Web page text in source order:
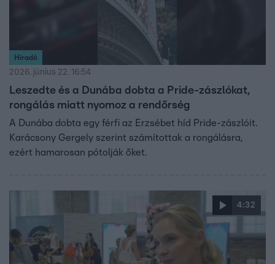
Híradó
2026. június 22. 16:54
Leszedte és a Dunába dobta a Pride-zászlókat,
rongálás miatt nyomoz a rendőrség
A Dunába dobta egy férfi az Erzsébet híd Pride-zászlóit.
Karácsony Gergely szerint számítottak a rongálásra,
ezért hamarosan pótolják őket.
4:32